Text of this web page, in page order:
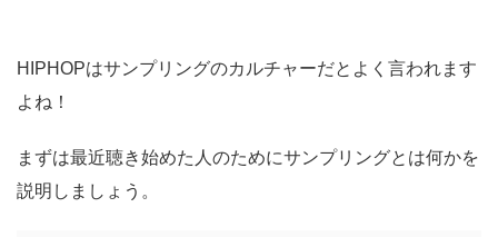
HIPHOPはサンプリングのカルチャーだとよく言われます
よね！
まずは最近聴き始めた人のためにサンプリングとは何かを
説明しましょう。